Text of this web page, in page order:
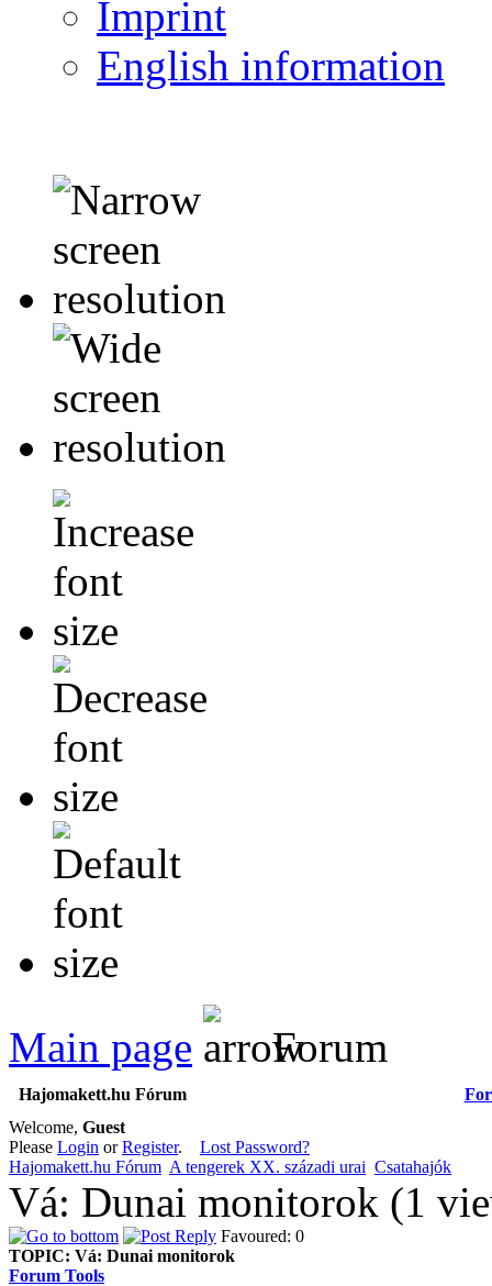
Imprint
English information
Main page Forum
Hajomakett.hu Fórum
Welcome, Guest
Please Login orRegister. Lost Password?
Hajomakett.hu Fórum A tengerek XX. századi urai Csatahajók
Vá: Dunai monitorok (1
Favoured: 0
TOPIC: Vá: Dunai monitorok
Forum Tools